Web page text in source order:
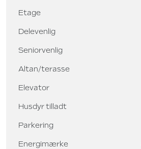
Etage
Delevenlig
Seniorvenlig
Altan/terasse
Elevator
Husdyr tilladt
Parkering
Energimærke